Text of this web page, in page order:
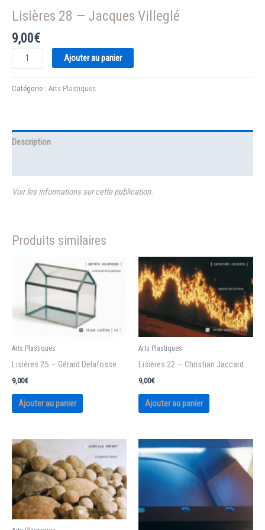
Lisières 28 — Jacques Villeglé
9,00€
quantité
de
Lisières
Villeglé
Ajouter au panier
Catégorie : Arts Plastiques
Description
Voir les informations sur cette publication.
Produits similaires
Arts Plastiques
Lisières 25 — Gérard Delafosse
9,00€
Ajouter au panier
Arts Plastiques
Lisières 22 — Christian Jaccard
9,00€
Ajouter au panier